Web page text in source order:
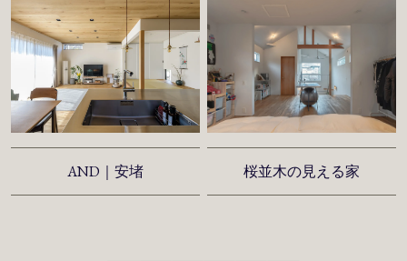
AND｜安堵 桜並木の見える家